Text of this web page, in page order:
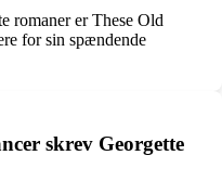
romaner er These Old
for sin spændende
skrev Georgette